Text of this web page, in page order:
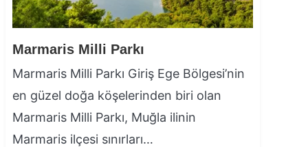
Marmaris Milli Parkı
Marmaris Milli Parkı Giriş Ege Bölgesi’nin
en güzel doğa köşelerinden biri olan
Marmaris Milli Parkı, Muğla ilinin
Marmaris ilçesi sınırları…